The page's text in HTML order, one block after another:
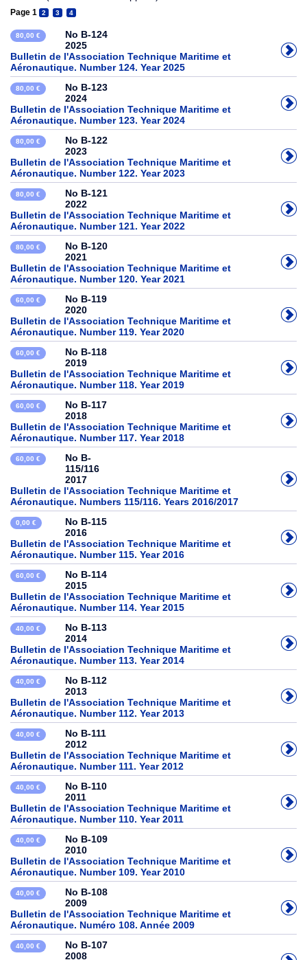
Page 1 2 3 4
80,00 €
No B-124
2025
Bulletin de l'Association Technique Maritime et
Aéronautique. Number 124. Year 2025
80,00 €
No B-123
2024
Bulletin de l'Association Technique Maritime et
Aéronautique. Number 123. Year 2024
80,00 €
No B-122
2023
Bulletin de l'Association Technique Maritime et
Aéronautique. Number 122. Year 2023
80,00 €
No B-121
2022
Bulletin de l'Association Technique Maritime et
Aéronautique. Number 121. Year 2022
80,00 €
No B-120
2021
Bulletin de l'Association Technique Maritime et
Aéronautique. Number 120. Year 2021
60,00 €
No B-119
2020
Bulletin de l'Association Technique Maritime et
Aéronautique. Number 119. Year 2020
60,00 €
No B-118
2019
Bulletin de l'Association Technique Maritime et
Aéronautique. Number 118. Year 2019
60,00 €
No B-117
2018
Bulletin de l'Association Technique Maritime et
Aéronautique. Number 117. Year 2018
60,00 €
No B-
115/116
2017
Bulletin de l'Association Technique Maritime et
Aéronautique. Numbers 115/116. Years 2016/2017
0,00 €
No B-115
2016
Bulletin de l'Association Technique Maritime et
Aéronautique. Number 115. Year 2016
60,00 €
No B-114
2015
Bulletin de l'Association Technique Maritime et
Aéronautique. Number 114. Year 2015
40,00 €
No B-113
2014
Bulletin de l'Association Technique Maritime et
Aéronautique. Number 113. Year 2014
40,00 €
No B-112
2013
Bulletin de l'Association Technique Maritime et
Aéronautique. Number 112. Year 2013
40,00 €
No B-111
2012
Bulletin de l'Association Technique Maritime et
Aéronautique. Number 111. Year 2012
40,00 €
No B-110
2011
Bulletin de l'Association Technique Maritime et
Aéronautique. Number 110. Year 2011
40,00 €
No B-109
2010
Bulletin de l'Association Technique Maritime et
Aéronautique. Number 109. Year 2010
40,00 €
No B-108
2009
Bulletin de l'Association Technique Maritime et
Aéronautique. Numéro 108. Année 2009
40,00 €
No B-107
2008